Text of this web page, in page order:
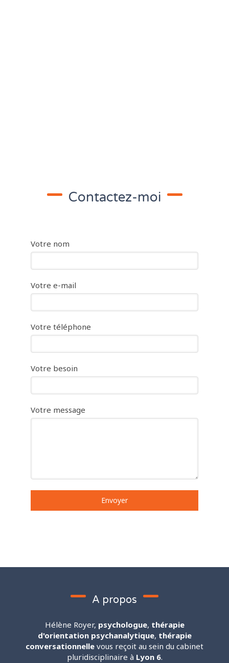
Contactez-moi
Votre nom
Votre e-mail
Votre téléphone
Votre besoin
Votre message
Envoyer
A propos
Hélène Royer, psychologue, thérapie
d'orientation psychanalytique, thérapie
conversationnelle vous reçoit au sein du cabinet
pluridisciplinaire à Lyon 6.